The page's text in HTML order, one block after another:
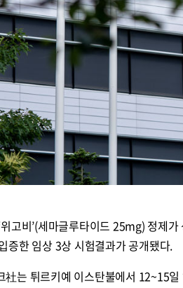
고비’(세마글루타이드 25mg) 정제
증한 임상 3상 시험결과가 공개됐다.
社는 튀르키예 이스탄불에서 12~15